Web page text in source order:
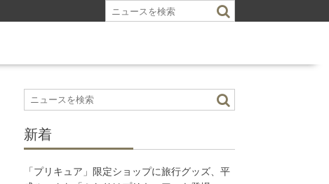
新着
「プリキュア」限定ショップに旅行グッズ、平